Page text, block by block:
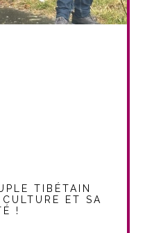
TIBÉTAIN
ET SA
!